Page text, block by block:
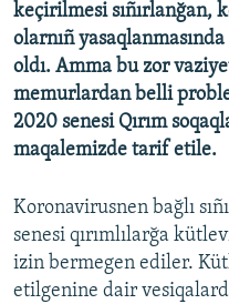
keçirilmesi sıñırlanğan,
olarnıñ
oldı. Amma bu zor
memurlardan belli
2020 senesi Qırım
maqalemizde tarif etile.
Koronavirusnen bağlı
senesi qırımlılarğa
izin bermegen ediler.
etilgenine dair